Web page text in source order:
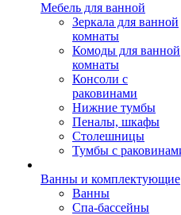
Мебель для ванной
Зеркала для ванной
комнаты
Комоды для ванной
комнаты
Консоли с
раковинами
Нижние тумбы
Пеналы, шкафы
Столешницы
Тумбы с
Ванны и комплектующие
Ванны
Спа-бассейны